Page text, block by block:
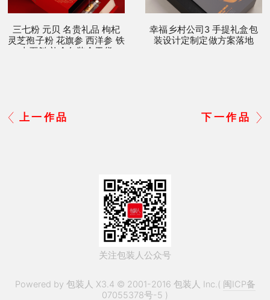
三七粉 元贝 名贵礼品 枸杞
灵芝孢子粉 花旗参 西洋参 铁
皮石斛 礼盒包装盒干货
幸福乡村公司3 手提礼盒包
装设计定制定做方案落地
上一作品 下一作品
关注包装人公众号
Powered by 包装人 X3.4 © 2001-2016 包装人 Inc.( 闽ICP备
07055378号-5 )